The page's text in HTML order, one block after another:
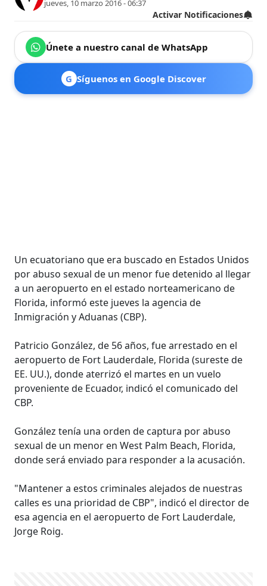
jueves, 10 marzo 2016 - 06:37
Activar Notificaciones
Únete a nuestro canal de WhatsApp
G Síguenos en Google Discover
Un ecuatoriano que era buscado en Estados Unidos
por abuso sexual de un menor fue detenido al llegar
a un aeropuerto en el estado norteamericano de
Florida, informó este jueves la agencia de
Inmigración y Aduanas (CBP).
Patricio González, de 56 años, fue arrestado en el
aeropuerto de Fort Lauderdale, Florida (sureste de
EE. UU.), donde aterrizó el martes en un vuelo
proveniente de Ecuador, indicó el comunicado del
CBP.
González tenía una orden de captura por abuso
sexual de un menor en West Palm Beach, Florida,
donde será enviado para responder a la acusación.
"Mantener a estos criminales alejados de nuestras
calles es una prioridad de CBP", indicó el director de
esa agencia en el aeropuerto de Fort Lauderdale,
Jorge Roig.